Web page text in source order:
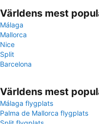
Världens mest
Málaga
Mallorca
Nice
Split
Barcelona
Världens mest
Málaga flygplats
Palma de Mallorca flygplats